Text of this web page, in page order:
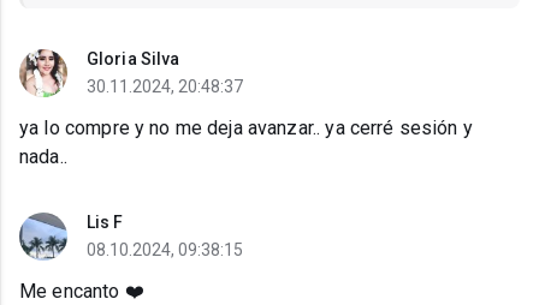
Gloria Silva
30.11.2024, 20:48:37
ya lo compre y no me deja avanzar.. ya cerré sesión y
nada..
Lis F
08.10.2024, 09:38:15
Me encanto ❤️